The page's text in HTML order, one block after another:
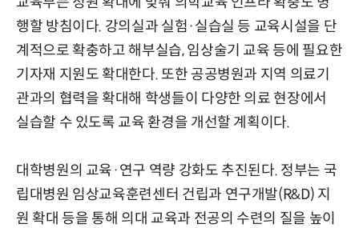
행할 방침이다. 강의실과 실험·실습실 등 교육시설을 단
계적으로 확충하고 해부실습, 임상술기 교육 등에 필요한
기자재 지원도 확대한다. 또한 공공병원과 지역 의료기
관과의 협력을 확대해 학생들이 다양한 의료 현장에서
실습할 수 있도록 교육 환경을 개선할 계획이다.
대학병원의 교육·연구 역량 강화도 추진된다. 정부는 국
립대병원 임상교육훈련센터 건립과 연구개발(R&D) 지
원 확대 등을 통해 의대 교육과 전공의 수련의 질을 높이